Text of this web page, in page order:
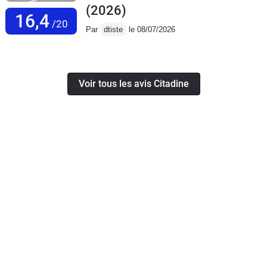
16,4/20
(2026)
Par dtiste le 08/07/2026
Voir tous les avis Citadine